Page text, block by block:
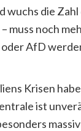
wuchs die
muss noch
AfD
Krisen
ist